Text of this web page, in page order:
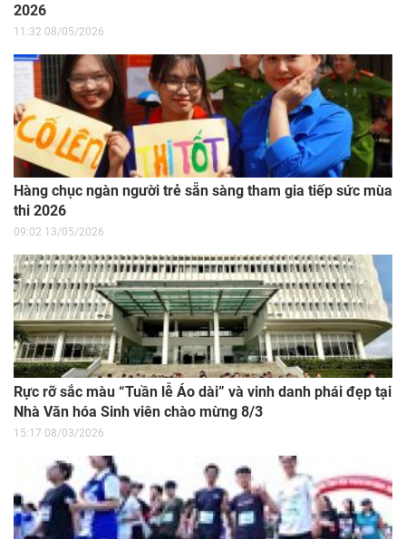
2026
11:32 08/05/2026
Hàng chục ngàn người trẻ sẵn sàng tham gia tiếp sức mùa
thi 2026
09:02 13/05/2026
Rực rỡ sắc màu “Tuần lễ Áo dài” và vinh danh phái đẹp tại
Nhà Văn hóa Sinh viên chào mừng 8/3
15:17 08/03/2026